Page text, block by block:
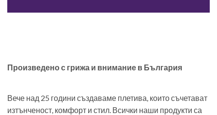
Произведено с грижа и внимание в България
Вече над 25 години създаваме плетива, които съчетават
изтънченост, комфорт и стил. Всички наши продукти са